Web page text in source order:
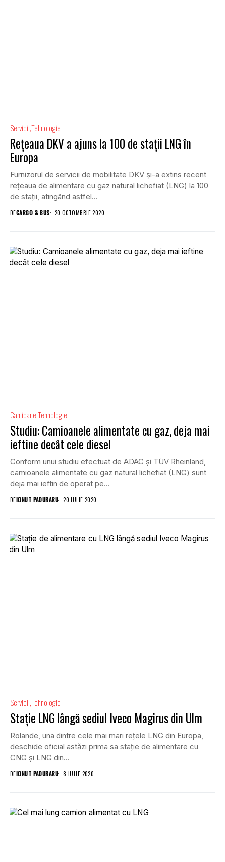
ServiciiTehnologie
Rețeaua DKV a ajuns la 100 de stații LNG în
Europa
Furnizorul de servicii de mobilitate DKV și-a extins recent
rețeaua de alimentare cu gaz natural lichefiat (LNG) la 100
de stații, atingând astfel...
DECARGO & BUS 20 OCTOMBRIE 2020
CamioaneTehnologie
Studiu: Camioanele alimentate cu gaz, deja mai
ieftine decât cele diesel
Conform unui studiu efectuat de ADAC și TÜV Rheinland,
camioanele alimentate cu gaz natural lichefiat (LNG) sunt
deja mai ieftin de operat pe...
DEIONUT PADURARU 20 IULIE 2020
ServiciiTehnologie
Stație LNG lângă sediul Iveco Magirus din Ulm
Rolande, una dintre cele mai mari rețele LNG din Europa,
deschide oficial astăzi prima sa stație de alimentare cu
CNG și LNG din...
DEIONUT PADURARU 8 IULIE 2020